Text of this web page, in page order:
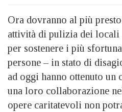
Ora dovranno al più
attività di pulizia dei locali
per sostenere i più
persone – in stato di
ad oggi hanno ottenuto un
una loro collaborazione
opere caritatevoli non